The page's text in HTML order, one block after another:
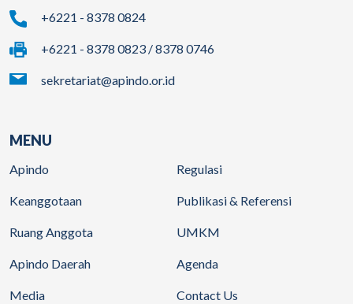
+6221 - 8378 0824
+6221 - 8378 0823 / 8378 0746
sekretariat@apindo.or.id
MENU
Apindo
Keanggotaan
Ruang Anggota
Apindo Daerah
Media
Regulasi
Publikasi & Referensi
UMKM
Agenda
Contact Us